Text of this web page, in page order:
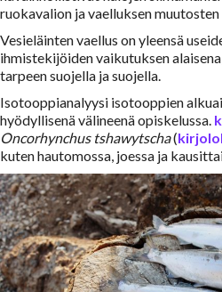
ruokavalion ja vaelluksen muutosten
Vesieläinten vaellus on yleensä
ihmistekijöiden vaikutuksen
tarpeen suojella ja suojella.
Isotooppianalyysi isotooppien
hyödyllisenä välineenä opiskelussa.
Oncorhynchus tshawytscha(
kuten hautomossa, joessa ja